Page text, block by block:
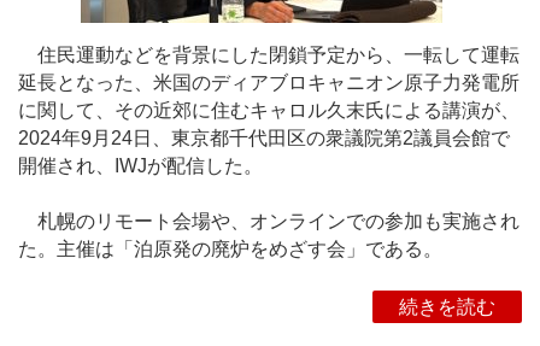
住民運動などを背景にした閉鎖予定から、一転して運転
延長となった、米国のディアブロキャニオン原子力発電所
に関して、その近郊に住むキャロル久末氏による講演が、
2024年9月24日、東京都千代田区の衆議院第2議員会館で
開催され、IWJが配信した。
札幌のリモート会場や、オンラインでの参加も実施され
た。主催は「泊原発の廃炉をめざす会」である。
続きを読む